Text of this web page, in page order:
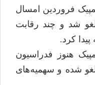
فروردین امسال
شد و چند رقابت
کرد.
هنوز فدراسیون
لغو شده و سهمیه‌های